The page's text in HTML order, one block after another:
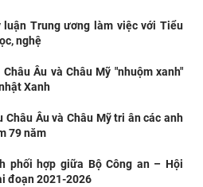
Trung ương làm việc với Tiểu
nghệ
Âu và Châu Mỹ "nhuộm xanh"
Xanh
Âu và Châu Mỹ tri ân các anh
79 năm
phối hợp giữa Bộ Công an – Hội
đoạn 2021-2026